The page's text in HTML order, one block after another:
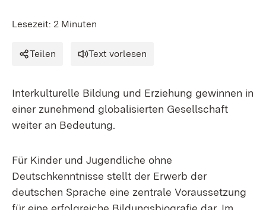
Lesezeit: 2 Minuten
Teilen Text vorlesen
Interkulturelle Bildung und Erziehung gewinnen in
einer zunehmend globalisierten Gesellschaft
weiter an Bedeutung.
Für Kinder und Jugendliche ohne
Deutschkenntnisse stellt der Erwerb der
deutschen Sprache eine zentrale Voraussetzung